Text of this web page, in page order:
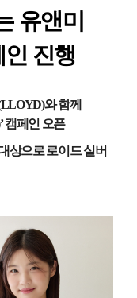
유앤미
인 진행
와 함께
캠페인 오픈
상으로 로이드 실버